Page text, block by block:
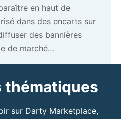
en haut de
dans des encarts sur
des bannières
de marché…
thématiques
sur Darty Marketplace,